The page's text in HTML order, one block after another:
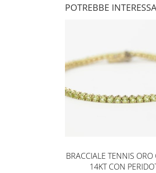
POTREBBE
BRACCIALE TENNIS
14KT CON